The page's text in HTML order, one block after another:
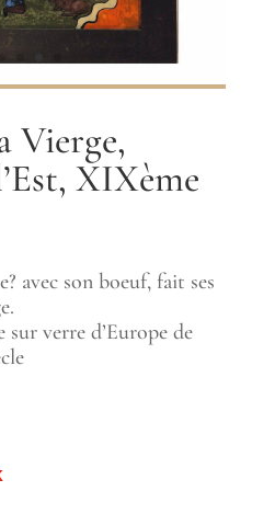
Vierge,
XIXème
avec son boeuf, fait ses
verre d’Europe de